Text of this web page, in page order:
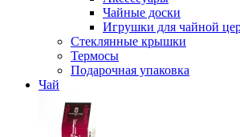
Чайные доски
Игрушки для чайной
Стеклянные крышки
Термосы
Подарочная упаковка
Чай